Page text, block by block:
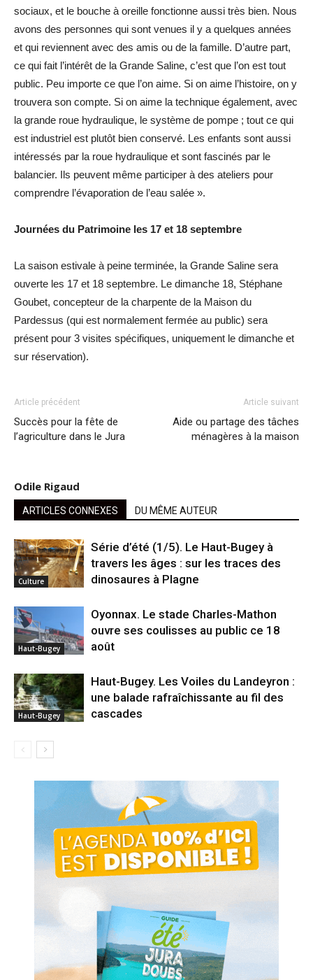
sociaux, et le bouche à oreille fonctionne aussi très bien. Nous
avons des personnes qui sont venues il y a quelques années
et qui reviennent avec des amis ou de la famille. D’autre part,
ce qui fait l’intérêt de la Grande Saline, c’est que l’on est tout
public. Peu importe ce que l’on aime. Si on aime l’histoire, on y
trouvera son compte. Si on aime la technique également, avec
la grande roue hydraulique, le système de pompe ; tout ce qui
est industriel est plutôt bien conservé. Les enfants sont aussi
intéressés par la roue hydraulique et sont fascinés par le
balancier. Ils peuvent même participer à des ateliers pour
comprendre l’évaporation de l’eau salée ».
Journées du Patrimoine les 17 et 18 septembre
La saison estivale à peine terminée, la Grande Saline sera
ouverte les 17 et 18 septembre. Le dimanche 18, Stéphane
Goubet, concepteur de la charpente de la Maison du
Pardessus (qui est normalement fermée au public) sera
présent pour 3 visites spécifiques, uniquement le dimanche et
sur réservation).
Article précédent
Succès pour la fête de
l’agriculture dans le Jura
Article suivant
Aide ou partage des tâches
ménagères à la maison
Odile Rigaud
ARTICLES CONNEXES DU MÊME AUTEUR
Culture
Série d’été (1/5). Le Haut-Bugey à
travers les âges : sur les traces des
dinosaures à Plagne
Haut-Bugey
Oyonnax. Le stade Charles-Mathon
ouvre ses coulisses au public ce 18
août
Haut-Bugey
Haut-Bugey. Les Voiles du Landeyron :
une balade rafraîchissante au fil des
cascades